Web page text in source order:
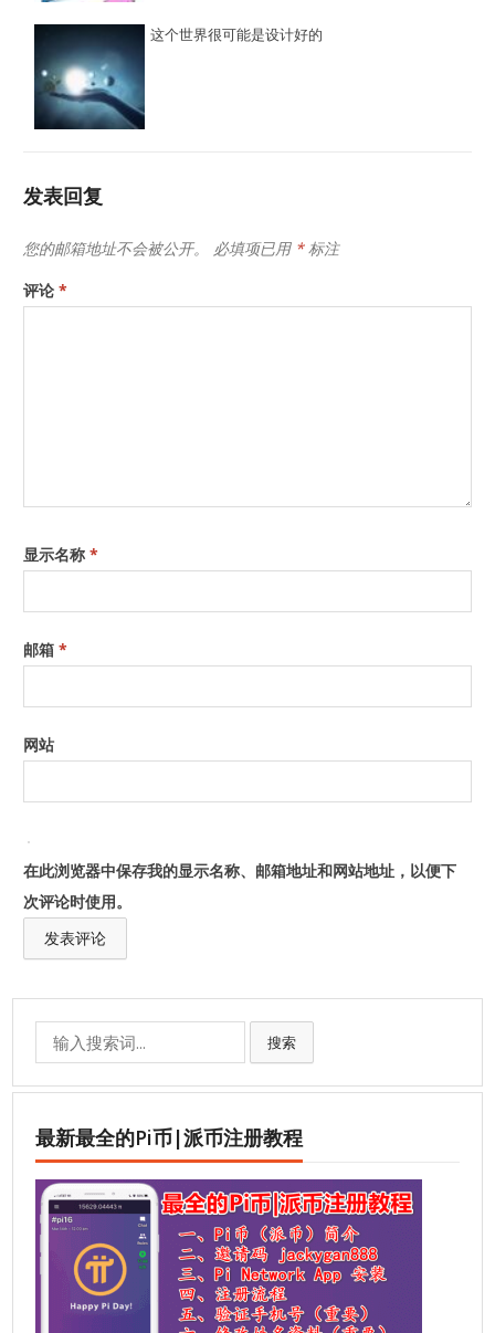
这个世界很可能是设计好的
发表回复
您的邮箱地址不会被公开。 必填项已用 *标注
评论*
显示名称*
邮箱*
网站
在此浏览器中保存我的显示名称、邮箱地址和网站地址，以便下
次评论时使用。
Search
for:
搜索
最新最全的Pi币|派币注册教程